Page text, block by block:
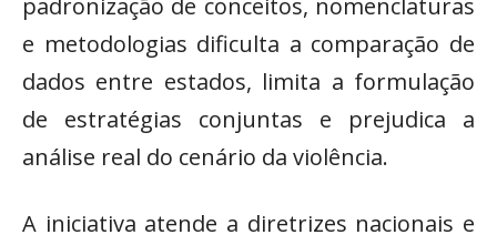
padronização de conceitos, nomenclaturas
e metodologias dificulta a comparação de
dados entre estados, limita a formulação
de estratégias conjuntas e prejudica a
análise real do cenário da violência.
A iniciativa atende a diretrizes nacionais e